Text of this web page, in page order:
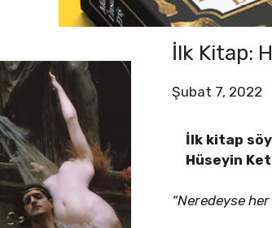
İlk Kitap:
Şubat 7, 2022
İlk kitap
Hüseyin
“Neredeyse